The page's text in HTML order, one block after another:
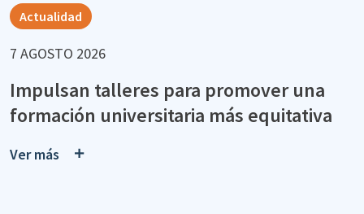
Actualidad
7 AGOSTO 2026
Impulsan talleres para promover una
formación universitaria más equitativa
Ver más